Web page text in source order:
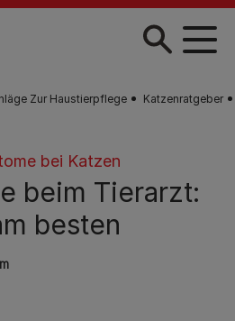
Zur Haustierpflege Katzenratgeber
bei Katzen
beim Tierarzt:
besten